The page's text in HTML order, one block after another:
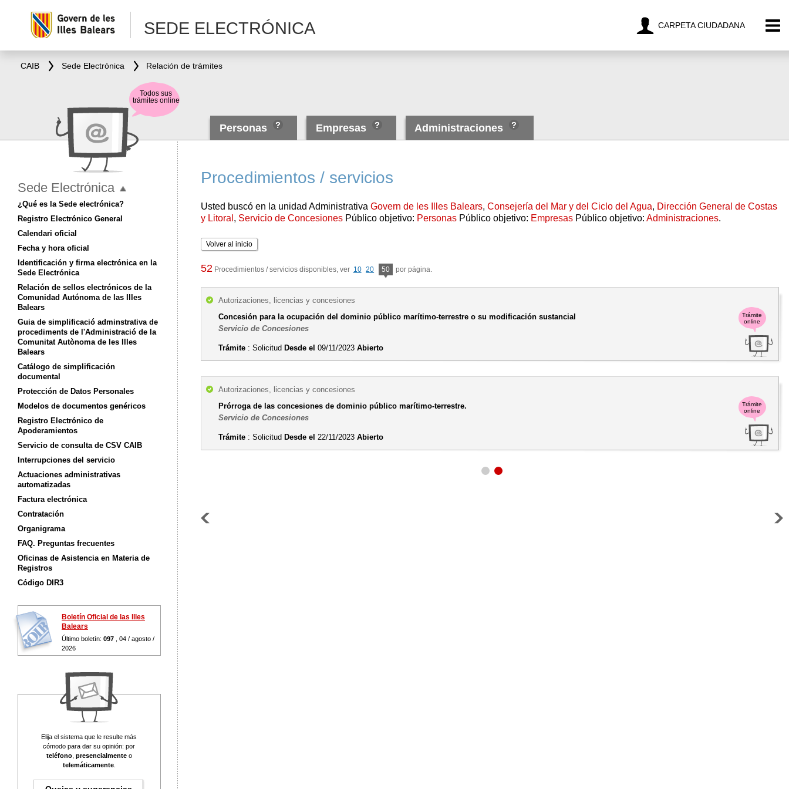
SEDE ELECTRÓNICA CARPETA CIUDADANA
CAIB Sede Electrónica Relación de trámites
Personas Empresas Administraciones
Procedimientos / servicios
Usted buscó en la unidad AdministrativaGovern de les Illes Balears,Consejería del Mar y del Ciclo del Agua, Dirección General de Costas
y Litoral , Servicio de Concesiones Público objetivo: Personas Público objetivo: Empresas Público objetivo:Administraciones.
Volver al inicio
52 Procedimientos / servicios disponibles, ver 10 20 50 por página.
Trámite
online
Autorizaciones, licencias y concesiones
Concesión para la ocupación del dominio público marítimo-terrestre o su modificación sustancial
Servicio de Concesiones
Trámite : Solicitud Desde el 09/11/2023Abierto
Trámite
online
Autorizaciones, licencias y concesiones
Prórroga de las concesiones de dominio público marítimo-terrestre.
Servicio de Concesiones
Trámite : Solicitud Desde el 22/11/2023Abierto
Todos sus
trámites online
Sede Electrónica
¿Qué es la Sede electrónica?
Registro Electrónico General
Calendari oficial
Fecha y hora oficial
Identificación y firma electrónica en la
Sede Electrónica
Relación de sellos electrónicos de la
Comunidad Autónoma de las Illes
Balears
Guia de simplificació adminstrativa de
procediments de l'Administració de la
Comunitat Autònoma de les Illes
Balears
Catálogo de simplificación
documental
Protección de Datos Personales
Modelos de documentos genéricos
Registro Electrónico de
Apoderamientos
Servicio de consulta de CSV CAIB
Interrupciones del servicio
Actuaciones administrativas
automatizadas
Factura electrónica
Contratación
Organigrama
FAQ. Preguntas frecuentes
Oficinas de Asistencia en Materia de
Registros
Código DIR3
Boletín Oficial de las Illes
Balears
Último boletín:097 , 04 / agosto /
2026
Elija el sistema que le resulte más
cómodo para dar su opinión: por
teléfono, presencialmenteo
telemáticamente.